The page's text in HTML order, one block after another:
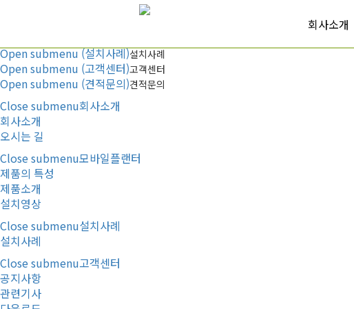
Open submenu (설치사례)설치사례
Open submenu (고객센터)고객센터
Open submenu (견적문의)견적문의
Close submenu회사소개
회사소개
오시는 길
Close submenu모바일플랜터
제품의 특성
제품소개
설치영상
Close submenu설치사례
설치사례
Close submenu고객센터
공지사항
관련기사
회사소개